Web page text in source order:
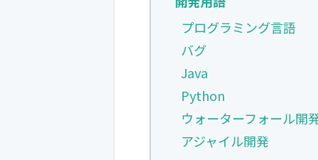
プログラミング言語
バグ
Java
Python
ウォーターフォール開
アジャイル開発